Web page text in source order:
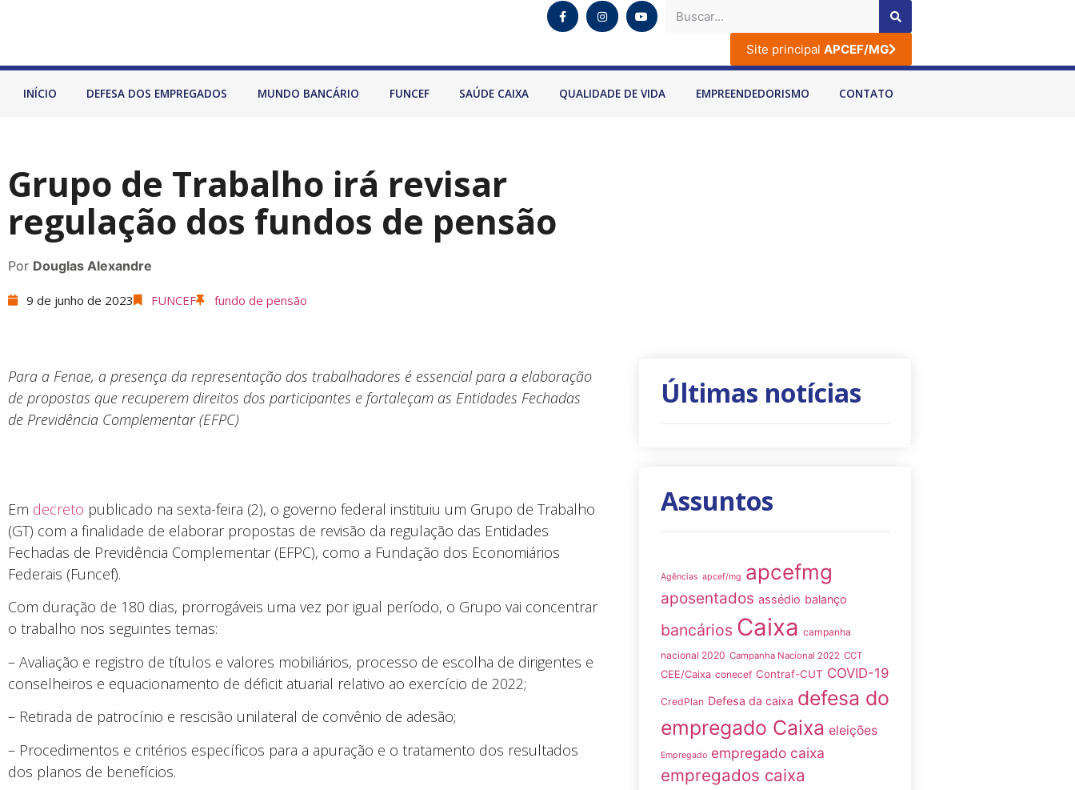
Site principal APCEF/MG
INÍCIO DEFESA DOS EMPREGADOS MUNDO BANCÁRIO FUNCEF SAÚDE CAIXA QUALIDADE DE VIDA EMPREENDEDORISMO CONTATO
Grupo de Trabalho irá revisar
regulação dos fundos de pensão
Por Douglas Alexandre
9 de junho de 2023 FUNCEF fundo de pensão
Para a Fenae, a presença da representação dos trabalhadores é essencial para a elaboração
de propostas que recuperem direitos dos participantes e fortaleçam as Entidades Fechadas
de Previdência Complementar (EFPC)
Em decreto publicado na sexta-feira (2), o governo federal instituiu um Grupo de Trabalho
(GT) com a finalidade de elaborar propostas de revisão da regulação das Entidades
Fechadas de Previdência Complementar (EFPC), como a Fundação dos Economiários
Federais (Funcef).
Com duração de 180 dias, prorrogáveis uma vez por igual período, o Grupo vai concentrar
o trabalho nos seguintes temas:
– Avaliação e registro de títulos e valores mobiliários, processo de escolha de dirigentes e
conselheiros e equacionamento de déficit atuarial relativo ao exercício de 2022;
– Retirada de patrocínio e rescisão unilateral de convênio de adesão;
– Procedimentos e critérios específicos para a apuração e o tratamento dos resultados
dos planos de benefícios.
Últimas notícias
Assuntos
Agências apcef/mg apcefmg
aposentados assédio balanço
bancários Caixa campanha
nacional 2020 Campanha Nacional 2022 CCT
CEE/Caixa conecef Contraf-CUT COVID-19
CredPlan Defesa da caixa defesa do
empregado Caixa eleições
Empregado empregado caixa
empregados caixa